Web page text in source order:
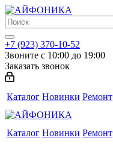
+7 (923) 370-10-52
Звоните с 10:00 до 19:00
Заказать звонок
Каталог Новинки Ремонт
Каталог Новинки Ремонт